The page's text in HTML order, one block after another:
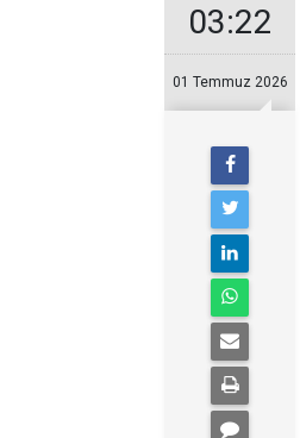
03:22
01 Temmuz 2026